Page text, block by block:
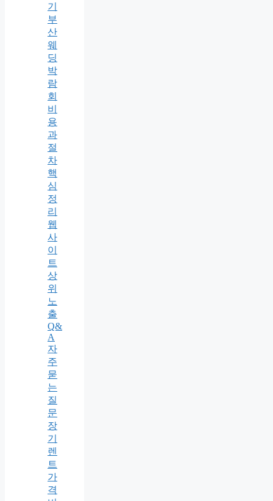
기
부
산
웨
딩
박
람
회
비
용
과
절
차
핵
심
정
리
웹
사
이
트
상
위
노
출
Q&
A
자
주
묻
는
질
문
장
기
렌
트
가
격